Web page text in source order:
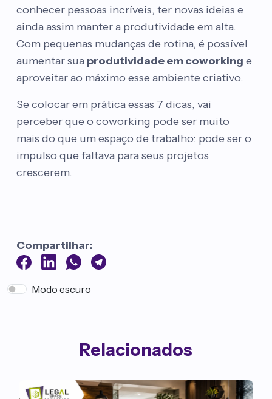
conhecer pessoas incríveis, ter novas ideias e
ainda assim manter a produtividade em alta.
Com pequenas mudanças de rotina, é possível
aumentar sua produtividade em coworking e
aproveitar ao máximo esse ambiente criativo.
Se colocar em prática essas 7 dicas, vai
perceber que o coworking pode ser muito
mais do que um espaço de trabalho: pode ser o
impulso que faltava para seus projetos
crescerem.
Compartilhar:
Modo escuro
Relacionados